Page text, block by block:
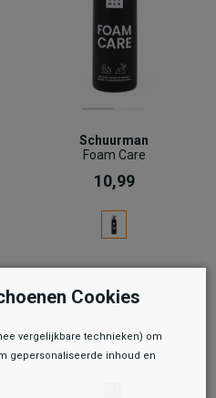
Schuurman
Foam Care
10,99
Cookies
vergelijkbare technieken) om
gepersonaliseerde inhoud en